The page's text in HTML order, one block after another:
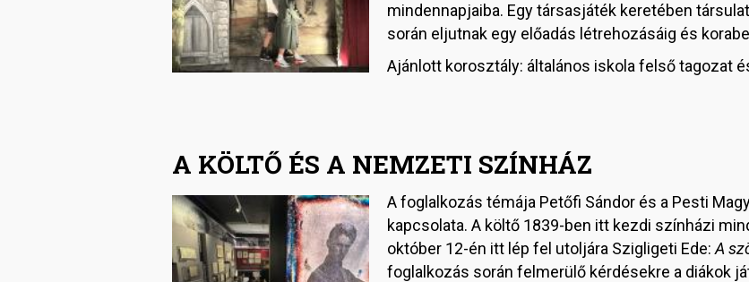
mindennapjaiba. Egy társasjáték keretében
során eljutnak egy előadás létrehozásáig és
Ajánlott korosztály: általános iskola felső tagozat
A KÖLTŐ ÉS A NEMZETI SZÍNHÁZ
Image
A foglalkozás témája Petőfi Sándor és a Pesti
kapcsolata. A költő 1839-ben itt kezdi színházi
október 12-én itt lép fel utoljára Szigligeti Ede: A
foglalkozás során felmerülő kérdésekre a diákok